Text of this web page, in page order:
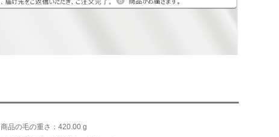
商品の毛の重さ：420.00 g